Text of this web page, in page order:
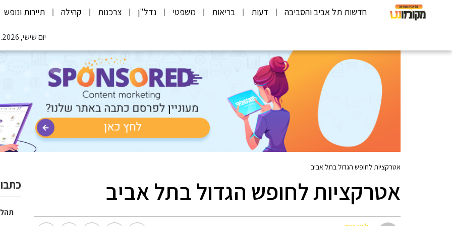
חדשות תל אביב והסביבה דעות בריאות משפטי נדל"ן צרכנות קהילה תיירות ונופש
יום שישי, 07.08.2026
אטרקציות לחופש הגדול בתל אביב
אטרקציות לחופש הגדול בתל אביב